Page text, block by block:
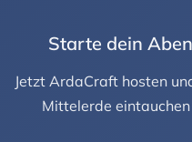
Starte dein
Jetzt ArdaCraft hosten
Mittelerde